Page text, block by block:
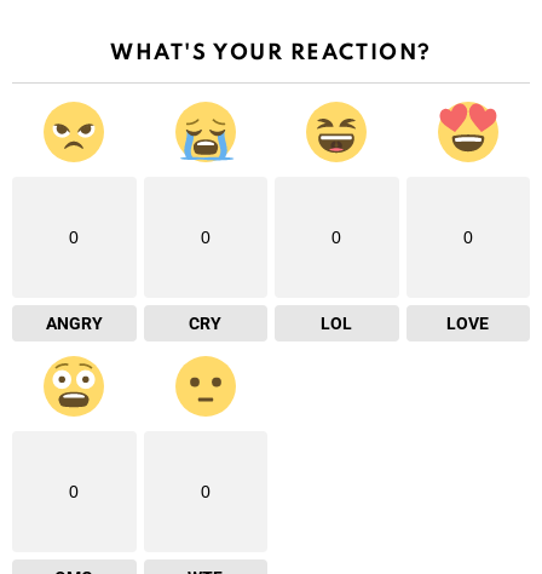
WHAT'S YOUR REACTION?
0
ANGRY
0
CRY
0
LOL
0
LOVE
0 0